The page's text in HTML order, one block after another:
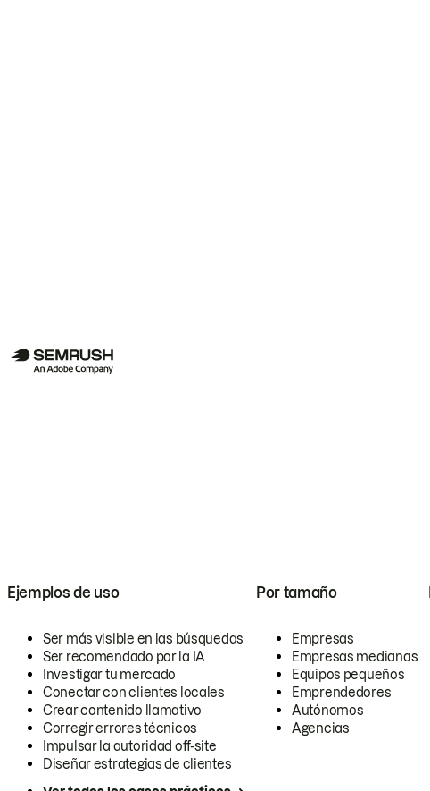
Ejemplos de uso
Ser más visible en las búsquedas
Ser recomendado por la IA
Investigar tu mercado
Conectar con clientes locales
Crear contenido llamativo
Corregir errores técnicos
Impulsar la autoridad off-site
Diseñar estrategias de clientes
Por tamaño
Empresas
Empresas medianas
Equipos pequeños
Emprendedores
Autónomos
Agencias